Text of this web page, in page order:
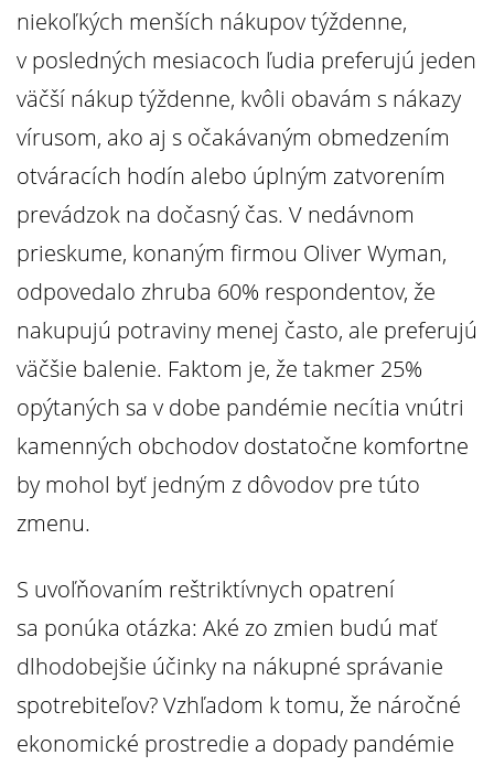
niekoľkých menších nákupov týždenne,
v posledných mesiacoch ľudia preferujú jeden
väčší nákup týždenne, kvôli obavám s nákazy
vírusom, ako aj s očakávaným obmedzením
otváracích hodín alebo úplným zatvorením
prevádzok na dočasný čas. V nedávnom
prieskume, konaným firmou Oliver Wyman,
odpovedalo zhruba 60% respondentov, že
nakupujú potraviny menej často, ale preferujú
väčšie balenie. Faktom je, že takmer 25%
opýtaných sa v dobe pandémie necítia vnútri
kamenných obchodov dostatočne komfortne
by mohol byť jedným z dôvodov pre túto
zmenu.
S uvoľňovaním reštriktívnych opatrení
sa ponúka otázka: Aké zo zmien budú mať
dlhodobejšie účinky na nákupné správanie
spotrebiteľov? Vzhľadom k tomu, že náročné
ekonomické prostredie a dopady pandémie